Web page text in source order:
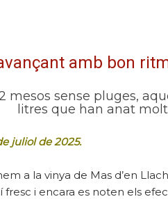
amb bon
mesos sense pluges,
litres que han anat
juliol de 2025.
a la vinya de Mas d’en
i encara es noten els